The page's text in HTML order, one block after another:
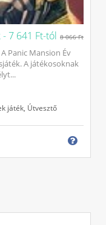
-7 641 Ft-tól 8 066 Ft
Panic Mansion Év
A játékosoknak
játék Útvesztő